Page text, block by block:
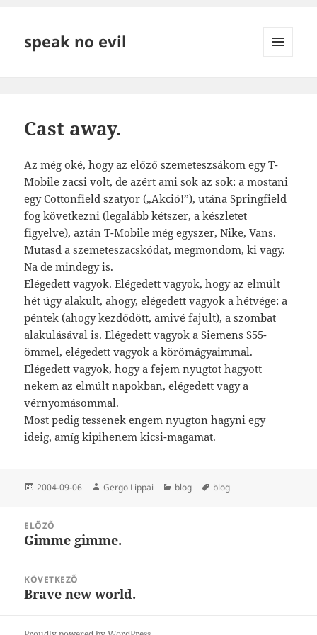
speak no evil
Cast away.
Az még oké, hogy az előző szemeteszsákom egy T-
Mobile zacsi volt, de azért ami sok az sok: a mostani
egy Cottonfield szatyor („Akció!”), utána Springfield
fog következni (legalább kétszer, a készletet
figyelve), aztán T-Mobile még egyszer, Nike, Vans.
Mutasd a szemeteszacskódat, megmondom, ki vagy.
Na de mindegy is.
Elégedett vagyok. Elégedett vagyok, hogy az elmúlt
hét úgy alakult, ahogy, elégedett vagyok a hétvége: a
péntek (ahogy kezdődött, amivé fajult), a szombat
alakulásával is. Elégedett vagyok a Siemens S55-
ömmel, elégedett vagyok a körömágyaimmal.
Elégedett vagyok, hogy a fejem nyugtot hagyott
nekem az elmúlt napokban, elégedett vagy a
vérnyomásommal.
Most pedig tessenek engem nyugton hagyni egy
ideig, amíg kipihenem kicsi-magamat.
Közzétéve
2004-09-06 Szerző
Gergo Lippai Kategória
blog Címke
blog
navigáció
ELŐZŐ
Korábbi
Gimme gimme.
KÖVETKEZŐ
Következő
Brave new world.